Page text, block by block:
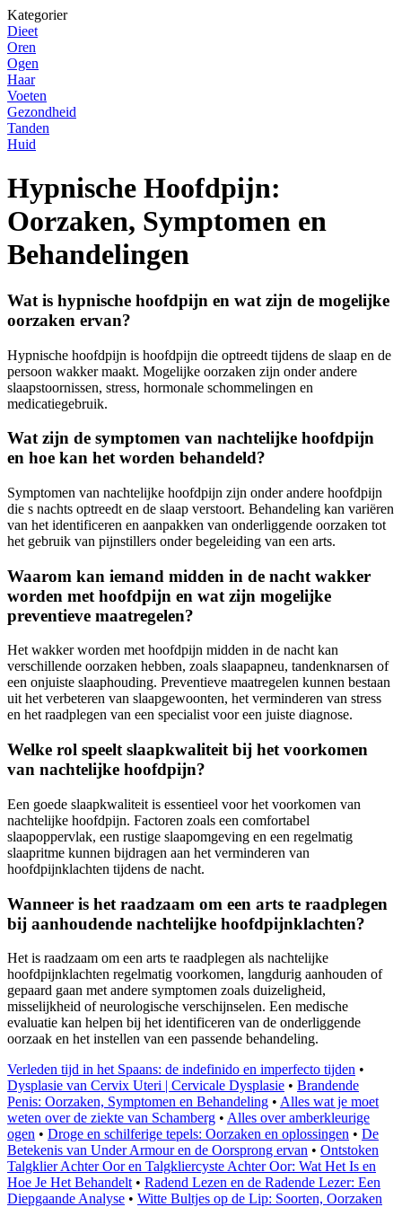
Kategorier
Dieet
Oren
Ogen
Haar
Voeten
Gezondheid
Tanden
Huid
Hypnische Hoofdpijn:
Oorzaken, Symptomen en
Behandelingen
Wat is hypnische hoofdpijn en wat zijn de mogelijke
oorzaken ervan?
Hypnische hoofdpijn is hoofdpijn die optreedt tijdens de slaap en de
persoon wakker maakt. Mogelijke oorzaken zijn onder andere
slaapstoornissen, stress, hormonale schommelingen en
medicatiegebruik.
Wat zijn de symptomen van nachtelijke hoofdpijn
en hoe kan het worden behandeld?
Symptomen van nachtelijke hoofdpijn zijn onder andere hoofdpijn
die s nachts optreedt en de slaap verstoort. Behandeling kan variëren
van het identificeren en aanpakken van onderliggende oorzaken tot
het gebruik van pijnstillers onder begeleiding van een arts.
Waarom kan iemand midden in de nacht wakker
worden met hoofdpijn en wat zijn mogelijke
preventieve maatregelen?
Het wakker worden met hoofdpijn midden in de nacht kan
verschillende oorzaken hebben, zoals slaapapneu, tandenknarsen of
een onjuiste slaaphouding. Preventieve maatregelen kunnen bestaan
uit het verbeteren van slaapgewoonten, het verminderen van stress
en het raadplegen van een specialist voor een juiste diagnose.
Welke rol speelt slaapkwaliteit bij het voorkomen
van nachtelijke hoofdpijn?
Een goede slaapkwaliteit is essentieel voor het voorkomen van
nachtelijke hoofdpijn. Factoren zoals een comfortabel
slaapoppervlak, een rustige slaapomgeving en een regelmatig
slaapritme kunnen bijdragen aan het verminderen van
hoofdpijnklachten tijdens de nacht.
Wanneer is het raadzaam om een arts te raadplegen
bij aanhoudende nachtelijke hoofdpijnklachten?
Het is raadzaam om een arts te raadplegen als nachtelijke
hoofdpijnklachten regelmatig voorkomen, langdurig aanhouden of
gepaard gaan met andere symptomen zoals duizeligheid,
misselijkheid of neurologische verschijnselen. Een medische
evaluatie kan helpen bij het identificeren van de onderliggende
oorzaak en het instellen van een passende behandeling.
Verleden tijd in het Spaans: de indefinido en imperfecto tijden •
Dysplasie van Cervix Uteri | Cervicale Dysplasie • Brandende
Penis: Oorzaken, Symptomen en Behandeling • Alles wat je moet
weten over de ziekte van Schamberg • Alles over amberkleurige
ogen • Droge en schilferige tepels: Oorzaken en oplossingen • De
Betekenis van Under Armour en de Oorsprong ervan • Ontstoken
Talgklier Achter Oor en Talgkliercyste Achter Oor: Wat Het Is en
Hoe Je Het Behandelt • Radend Lezen en de Radende Lezer: Een
Diepgaande Analyse • Witte Bultjes op de Lip: Soorten, Oorzaken